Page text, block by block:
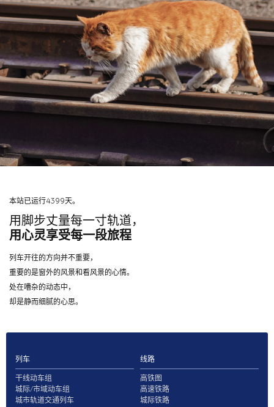
本站已运行4399天。
用脚步丈量每一寸轨道，
用心灵享受每一段旅程
列车开往的方向并不重要，
重要的是窗外的风景和看风景的心情。
处在嘈杂的动态中，
却是静而细腻的心思。
列车
干线动车组
城际/市域动车组
城市轨道交通列车
线路
高铁图
高速铁路
城际铁路